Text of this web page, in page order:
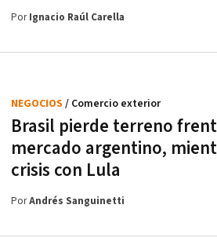
PorIgnacio Raúl Carella
Brasil pierde terreno
mercado argentino,
crisis con Lula
NEGOCIOS / Comercio exterior
PorAndrés Sanguinetti